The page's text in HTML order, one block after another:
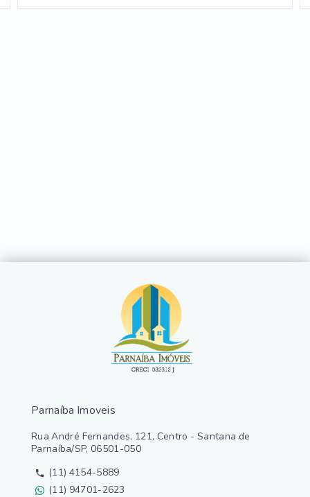
Parnaíba Imoveis
Rua André Fernandes, 121, Centro - Santana de
Parnaíba/SP, 06501-050
(11) 4154-5889
(11) 94701-2623